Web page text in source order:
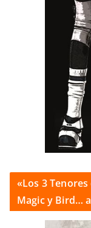
«Los 3
Magic y Bird…